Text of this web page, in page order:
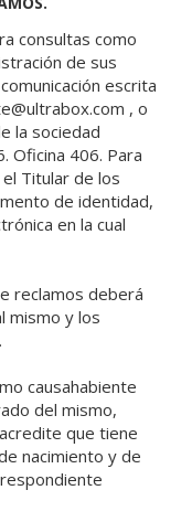
consultas como
de sus
escrita
, o
la sociedad
Oficina 406. Para
Titular de los
de identidad,
en la cual
reclamos deberá
mismo y los
causahabiente
del mismo,
que tiene
nacimiento y de